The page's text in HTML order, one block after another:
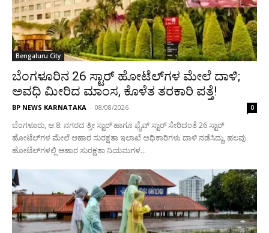
Bengaluru City
ಬೆಂಗಳೂರಿನ 26 ಸ್ಟಾರ್‌ ಹೋಟೆಲ್‌ಗಳ ಮೇಲೆ ದಾಳಿ;
ಅವಧಿ ಮೀರಿದ ಮಾಂಸ, ಕೊಳೆತ ತರಕಾರಿ ಪತ್ತೆ!
BP NEWS KARNATAKA - 08/08/2026 0
ಬೆಂಗಳೂರು, ಆ.8: ನಗರದ ತ್ರೀ ಸ್ಟಾರ್‌ ಹಾಗೂ ಫೈವ್‌ ಸ್ಟಾರ್‌ ಸೇರಿದಂತೆ 26 ಸ್ಟಾರ್‌
ಹೋಟೆಲ್‌ಗಳ ಮೇಲೆ ಆಹಾರ ಸುರಕ್ಷತಾ ಇಲಾಖೆ ಅಧಿಕಾರಿಗಳು ದಾಳಿ ನಡೆಸಿದ್ದು, ಹಲವು
ಹೋಟೆಲ್‌ಗಳಲ್ಲಿ ಆಹಾರ ಸುರಕ್ಷತಾ ನಿಯಮಗಳ...